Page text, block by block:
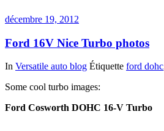
décembre 19, 2012
Ford 16V Nice Turbo photos
In Versatile auto blog Étiquette ford dohc
Some cool turbo images:
Ford Cosworth DOHC 16-V Turbo